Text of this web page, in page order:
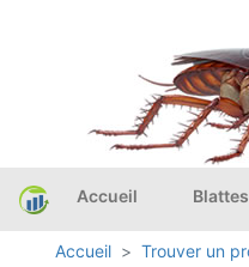
Accueil
Accueil Trouver un